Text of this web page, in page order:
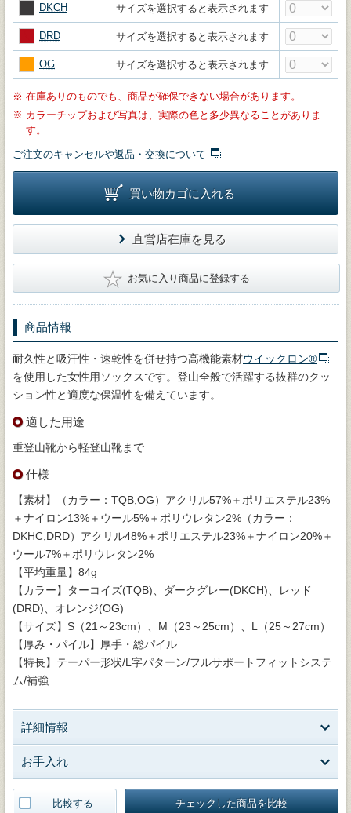
DKCH サイズを選択すると表示されます
DRD サイズを選択すると表示されます
OG サイズを選択すると表示されます
※ 在庫ありのものでも、商品が確保できない場合があります。
※ カラーチップおよび写真は、実際の色と多少異なることがありま
す。
ご注文のキャンセルや返品・交換について
買い物カゴに入れる
直営店在庫を見る
★ お気に入り商品に登録する
商品情報
耐久性と吸汗性・速乾性を併せ持つ高機能素材ウイックロン®
を使用した女性用ソックスです。登山全般で活躍する抜群のクッ
ション性と適度な保温性を備えています。
適した用途
重登山靴から軽登山靴まで
仕様
【素材】（カラー：TQB,OG）アクリル57%＋ポリエステル23%
＋ナイロン13%＋ウール5%＋ポリウレタン2%（カラー：
DKHC,DRD）アクリル48%＋ポリエステル23%＋ナイロン20%＋
ウール7%＋ポリウレタン2%
【平均重量】84g
【カラー】ターコイズ(TQB)、ダークグレー(DKCH)、レッド
(DRD)、オレンジ(OG)
【サイズ】S（21～23cm）、M（23～25cm）、L（25～27cm）
【厚み・パイル】厚手・総パイル
【特長】テーパー形状/L字パターン/フルサポートフィットシステ
ム/補強
詳細情報
お手入れ
比較する チェックした商品を比較